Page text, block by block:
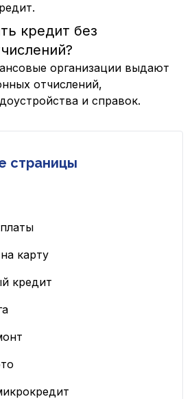
кредит без
организации выдают
отчислений,
и справок.
страницы
карту
кредит